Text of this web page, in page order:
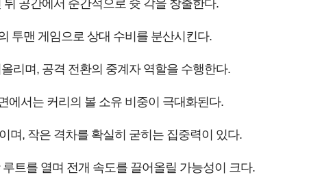
공간에서 순간적으로 슛 각을 창출한다.
투맨 게임으로 상대 수비를 분산시킨다.
리며, 공격 전환의 중계자 역할을 수행한다.
에서는 커리의 볼 소유 비중이 극대화된다.
며, 작은 격차를 확실히 굳히는 집중력이 있다.
트를 열며 전개 속도를 끌어올릴 가능성이 크다.